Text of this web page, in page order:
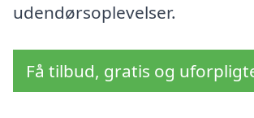
udendørsoplevelser.
Få tilbud, gratis og